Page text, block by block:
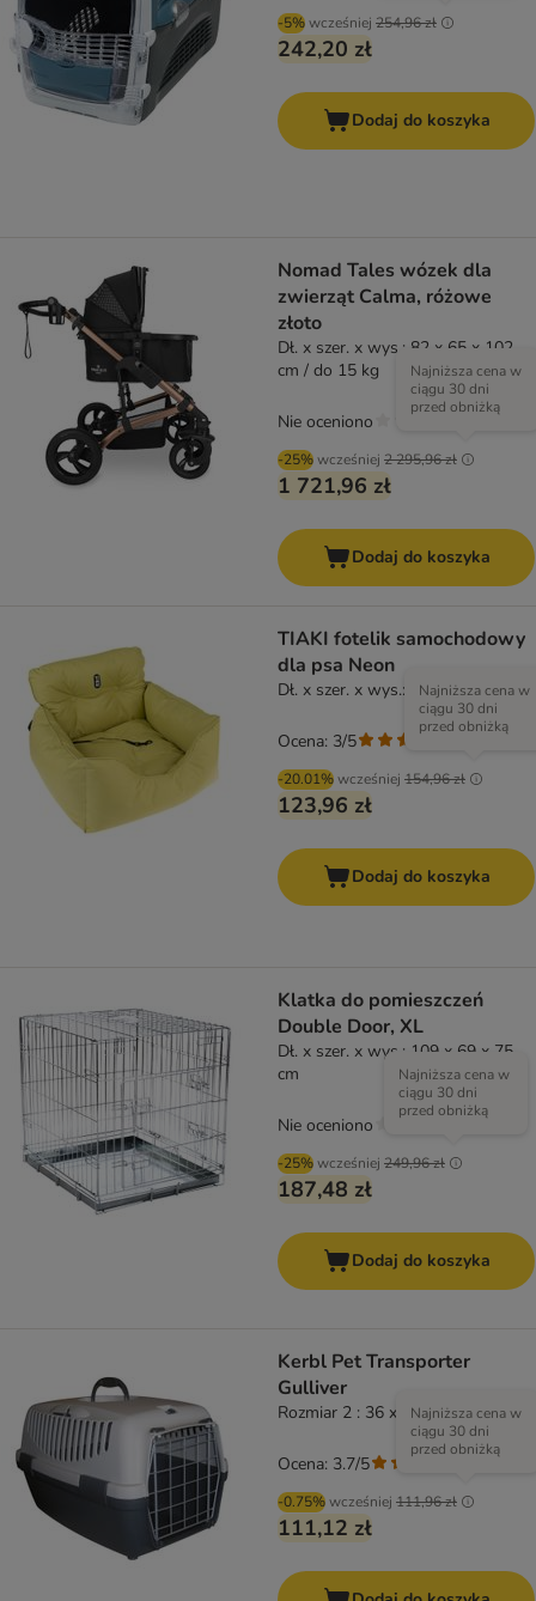
-5%wcześniej 254,96 zł
242,20 zł
Dodaj do koszyka
Nomad Tales wózek dla
zwierząt Calma, różowe
złoto
Dł. x szer. x wys.: 82 x 65 x 102
cm / do 15 kg
-25%wcześniej 2 295,96 zł
Najniższa cena w
ciągu 30 dni
przed obniżką
1 721,96 zł
Nie oceniono
Dodaj do koszyka
TIAKI fotelik samochodowy
dla psa Neon
Dł. x szer. x wys.: 53 x 50 x 35 cm
-20.01%wcześniej 154,96 zł
Najniższa cena w
ciągu 30 dni
przed obniżką
123,96 zł
Ocena: 3/5
Dodaj do koszyka
Klatka do pomieszczeń
Double Door, XL
Dł. x szer. x wys.: 109 x 69 x 75
cm
-25%wcześniej 249,96 zł
Najniższa cena w
ciągu 30 dni
przed obniżką
187,48 zł
Nie oceniono
Dodaj do koszyka
Kerbl Pet Transporter
Gulliver
Rozmiar 2 : 36 x 55 x 35 cm
-0.75%wcześniej 111,96 zł
Najniższa cena w
ciągu 30 dni
przed obniżką
111,12 zł
Ocena: 3.7/5